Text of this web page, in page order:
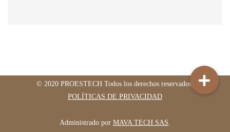
© 2020 PROESTECH Todos los derechos reservados.
POLÍTICAS DE PRIVACIDAD
Administrado por MAVA TECH SAS.